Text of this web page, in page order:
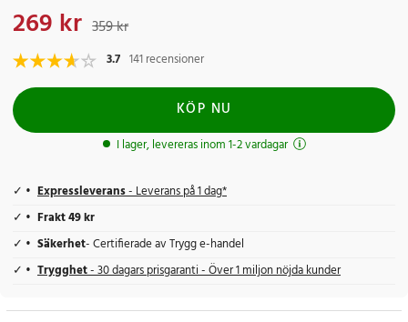
Nuvarande pris
269 kr 359 kr
3.7 141 recensioner
KÖP NU
I lager, levereras inom 1-2 vardagar
Expressleverans- Leverans på 1 dag*
Frakt 49 kr
Säkerhet- Certifierade av Trygg e-handel
Trygghet- 30 dagars prisgaranti - Över 1 miljon nöjda kunder